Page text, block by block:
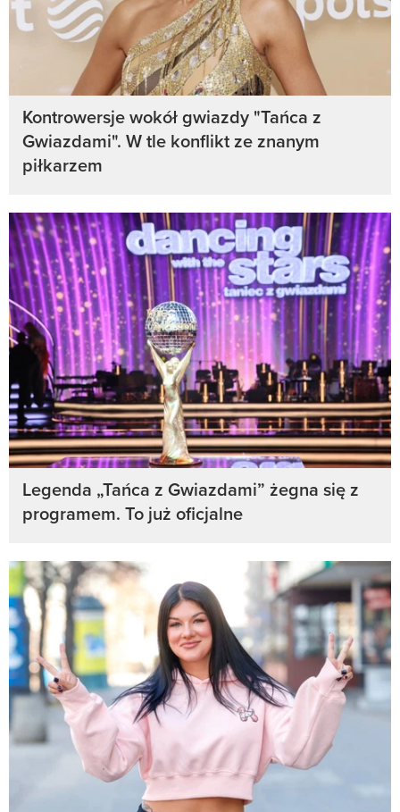
Kontrowersje wokół gwiazdy "Tańca z
Gwiazdami". W tle konflikt ze znanym
piłkarzem
Legenda „Tańca z Gwiazdami” żegna się z
programem. To już oficjalne